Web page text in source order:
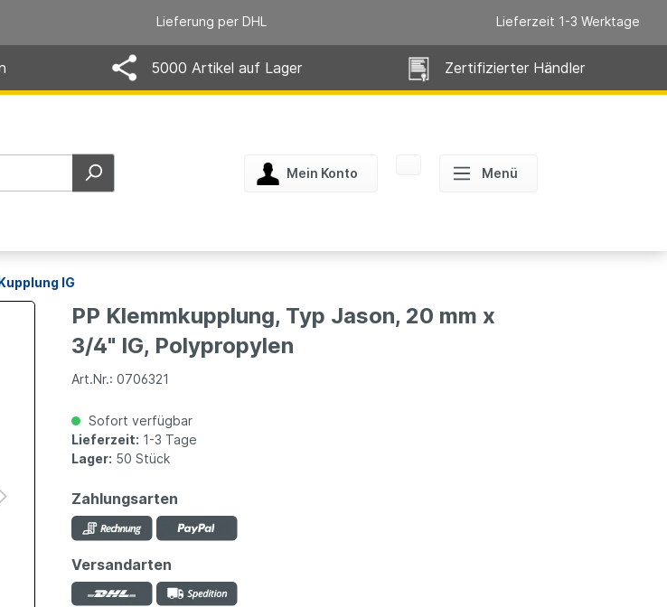
Lieferung per DHL Lieferzeit 1-3 Werktage
5000 Artikel auf Lager Zertifizierter Händler
Mein Konto Menü
IG
PP Klemmkupplung, Typ Jason, 20 mm x
3/4" IG, Polypropylen
Art.Nr.: 0706321
Sofort verfügbar
Lieferzeit: 1-3 Tage
Lager: 50 Stück
Zahlungsarten
Versandarten